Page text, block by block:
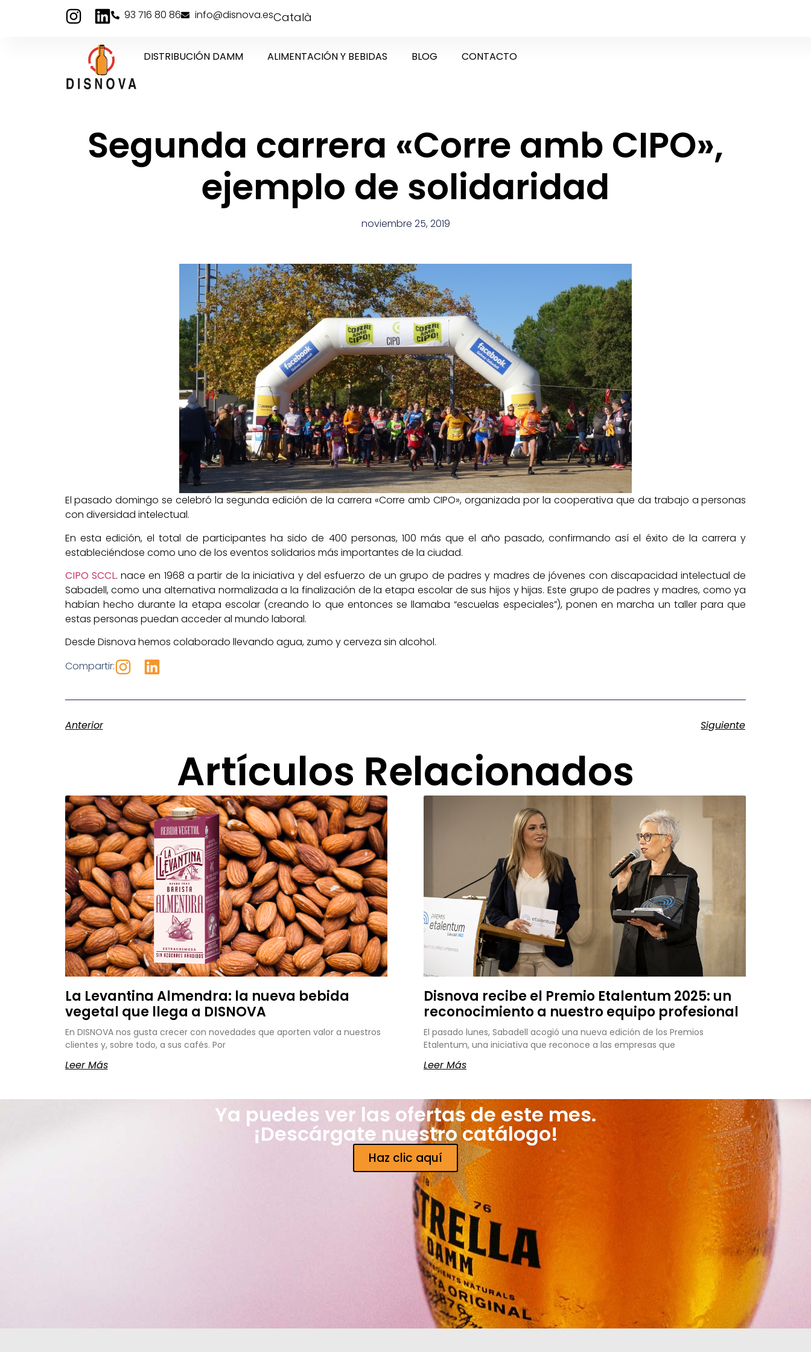
93 716 80 86 info@disnova.esCatalà
DISTRIBUCIÓN DAMM ALIMENTACIÓN Y BEBIDAS BLOG CONTACTO
Segunda carrera «Corre amb CIPO»,
ejemplo de solidaridad
noviembre 25, 2019
El pasado domingo se celebró la segunda edición de la carrera «Corre amb CIPO», organizada por la cooperativa que da trabajo a personas
con diversidad intelectual.
En esta edición, el total de participantes ha sido de 400 personas, 100 más que el año pasado, confirmando así el éxito de la carrera y
estableciéndose como uno de los eventos solidarios más importantes de la ciudad.
CIPO SCCL. nace en 1968 a partir de la iniciativa y del esfuerzo de un grupo de padres y madres de jóvenes con discapacidad intelectual de
Sabadell, como una alternativa normalizada a la finalización de la etapa escolar de sus hijos y hijas. Este grupo de padres y madres, como ya
habían hecho durante la etapa escolar (creando lo que entonces se llamaba “escuelas especiales”), ponen en marcha un taller para que
estas personas puedan acceder al mundo laboral.
Desde Disnova hemos colaborado llevando agua, zumo y cerveza sin alcohol.
Compartir:
Anterior Siguiente
Artículos Relacionados
La Levantina Almendra: la nueva bebida
vegetal que llega a DISNOVA
En DISNOVA nos gusta crecer con novedades que aporten valor a nuestros
clientes y, sobre todo, a sus cafés. Por
Leer Más
Disnova recibe el Premio Etalentum 2025: un
reconocimiento a nuestro equipo profesional
El pasado lunes, Sabadell acogió una nueva edición de los Premios
Etalentum, una iniciativa que reconoce a las empresas que
Leer Más
Ya puedes ver las ofertas de este mes.
¡Descárgate nuestro catálogo!
Haz clic aquí